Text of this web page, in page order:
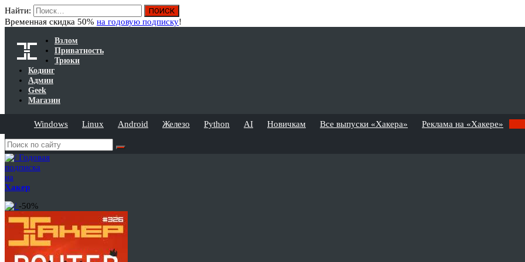
Найти:
Временная скидка 50% на годовую подписку!
Взлом
Приватность
Трюки
Кодинг
Админ
Geek
Магазин
Windows Linux Android Железо Python AI Новичкам Все выпуски «Хакера» Реклама на «Хакере»
Годовая
подписка
на
Хакер
-50%